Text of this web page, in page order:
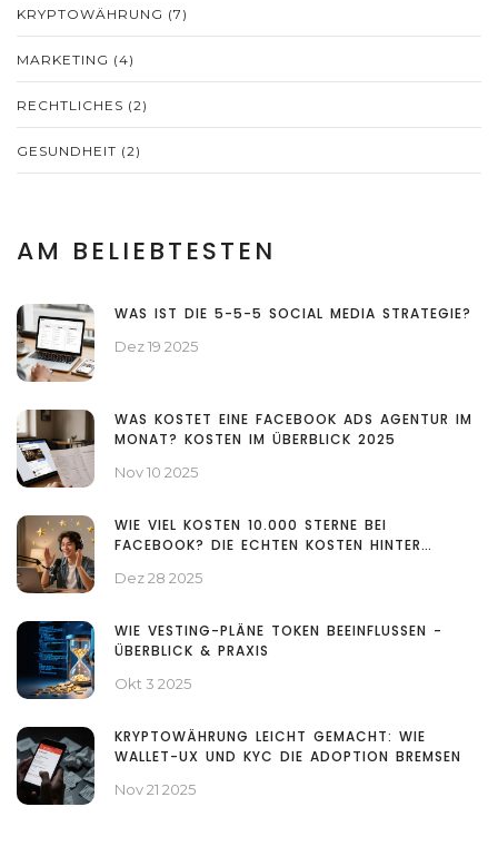
KRYPTOWÄHRUNG (7)
MARKETING (4)
RECHTLICHES (2)
GESUNDHEIT (2)
AM BELIEBTESTEN
WAS IST DIE 5-5-5 SOCIAL MEDIA STRATEGIE?
Dez 19 2025
WAS KOSTET EINE FACEBOOK ADS AGENTUR IM
MONAT? KOSTEN IM ÜBERBLICK 2025
Nov 10 2025
WIE VIEL KOSTEN 10.000 STERNE BEI
FACEBOOK? DIE ECHTEN KOSTEN HINTER
Dez 28 2025
WIE VESTING-PLÄNE TOKEN BEEINFLUSSEN -
ÜBERBLICK & PRAXIS
Okt 3 2025
KRYPTOWÄHRUNG LEICHT GEMACHT: WIE
WALLET-UX UND KYC DIE ADOPTION BREMSEN
Nov 21 2025